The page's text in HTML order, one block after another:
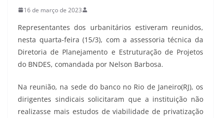
16 de março de 2023
Representantes dos urbanitários estiveram reunidos,
nesta quarta-feira (15/3), com a assessoria técnica da
Diretoria de Planejamento e Estruturação de Projetos
do BNDES, comandada por Nelson Barbosa.
Na reunião, na sede do banco no Rio de Janeiro(RJ), os
dirigentes sindicais solicitaram que a instituição não
realizasse mais estudos de viabilidade de privatização